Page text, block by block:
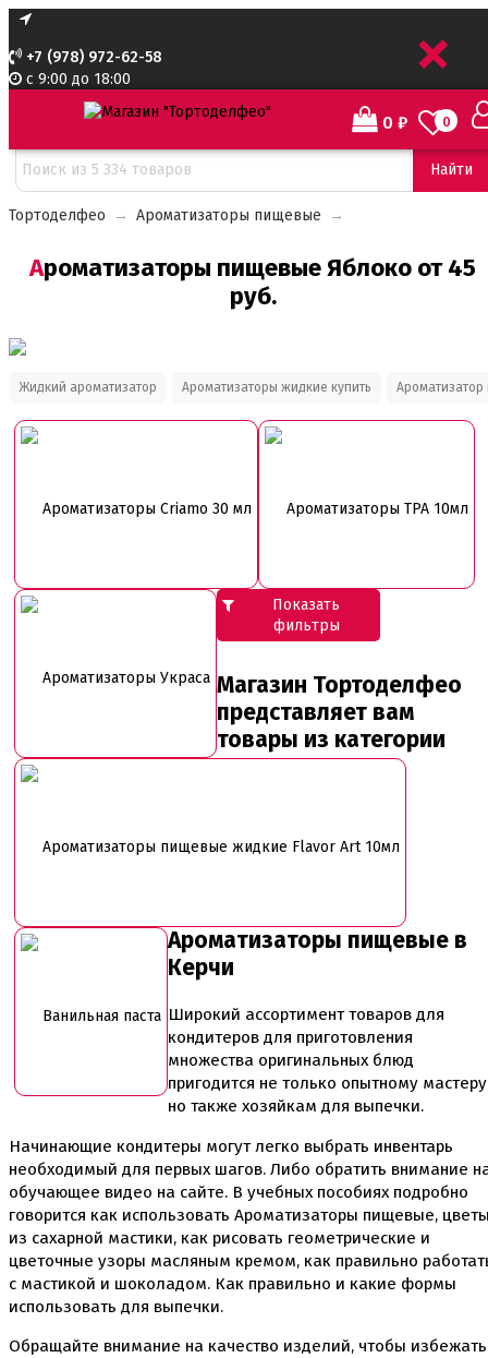
+7 (978) 972-62-58
с 9:00 до 18:00
0
0 ₽
Найти
Тортоделфео → Ароматизаторы пищевые →
Ароматизаторы пищевые Яблоко от 45
руб.
Жидкий ароматизатор Ароматизаторы жидкие купить
Ароматизаторы Criamo 30 мл Ароматизаторы TPA 10мл
Ароматизаторы Украса
Ароматизаторы пищевые жидкие Flavor Art 10мл
Ванильная паста
Показать
фильтры
Магазин Тортоделфео
представляет вам
товары из категории
Ароматизаторы пищевые в
Керчи
Широкий ассортимент товаров для
кондитеров для приготовления
множества оригинальных блюд
пригодится не только опытному
но также хозяйкам для выпечки.
Начинающие кондитеры могут легко выбрать инвентарь
необходимый для первых шагов. Либо обратить внимание
обучающее видео на сайте. В учебных пособиях подробно
говорится как использовать Ароматизаторы пищевые,
из сахарной мастики, как рисовать геометрические и
цветочные узоры масляным кремом, как правильно
с мастикой и шоколадом. Как правильно и какие формы
использовать для выпечки.
Обращайте внимание на качество изделий, чтобы избежать
Сортировать:
+